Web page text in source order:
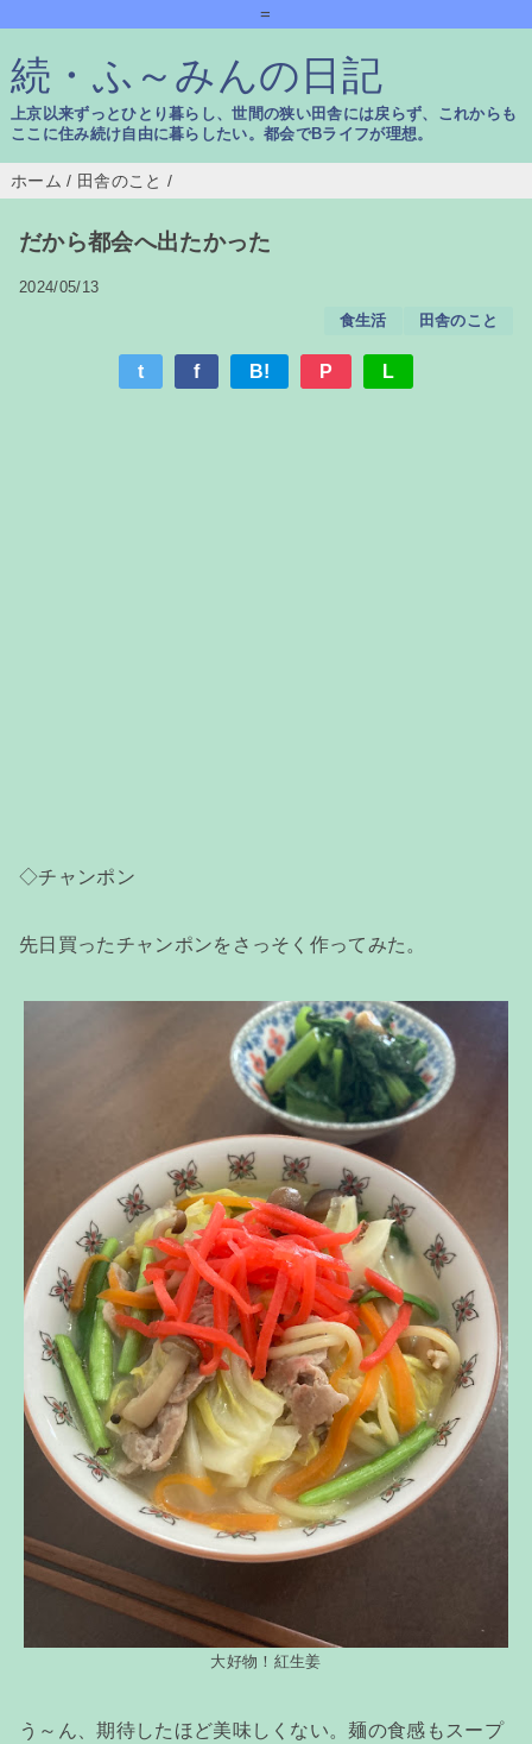
=
続・ふ～みんの日記
上京以来ずっとひとり暮らし、世間の狭い田舎には戻らず、これからも
ここに住み続け自由に暮らしたい。都会でBライフが理想。
ホーム / 田舎のこと /
だから都会へ出たかった
2024/05/13
食生活
田舎のこと
t f B! P L
◇チャンポン
先日買ったチャンポンをさっそく作ってみた。
大好物！紅生姜
う～ん、期待したほど美味しくない。麺の食感もスープ